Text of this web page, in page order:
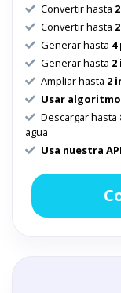
Convertir hasta
Convertir hasta
Generar hasta 4
Generar hasta 2
Ampliar hasta 2
Usar algoritmo
Descargar hasta
agua
Usa nuestra API